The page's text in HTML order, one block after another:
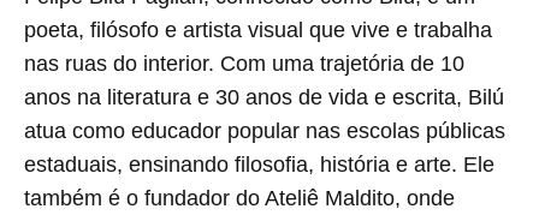
MISCELÂNEA
DE
FELIPE
PAGLIARI
SERÁ
EM
poeta, filósofo e artista visual que vive e trabalha
nas ruas do interior. Com uma trajetória de 10
anos na literatura e 30 anos de vida e escrita, Bilú
atua como educador popular nas escolas públicas
estaduais, ensinando filosofia, história e arte. Ele
também é o fundador do Ateliê Maldito, onde